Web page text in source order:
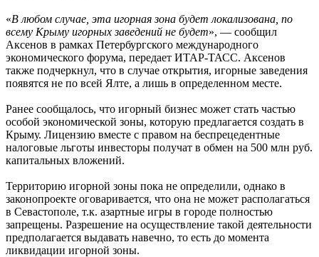
«В любом случае, эта игорная зона будет локализована, по
всему Крыму игорных заведений не будет», — сообщил
Аксенов в рамках Петербургского международного
экономического форума, передает ИТАР-ТАСС. Аксенов
также подчеркнул, что в случае открытия, игорные заведения
появятся не по всей Ялте, а лишь в определенном месте.
Ранее сообщалось, что игорный бизнес может стать частью
особой экономической зоны, которую предлагается создать в
Крыму. Лицензию вместе с правом на беспрецедентные
налоговые льготы инвесторы получат в обмен на 500 млн руб.
капитальных вложений.
Территорию игорной зоны пока не определили, однако в
законопроекте оговаривается, что она не может располагаться
в Севастополе, т.к. азартные игры в городе полностью
запрещены. Разрешение на осуществление такой деятельности
предполагается выдавать навечно, то есть до момента
ликвидации игорной зоны.